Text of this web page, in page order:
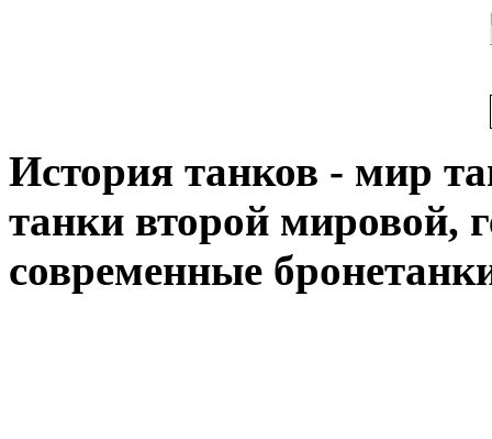
История танков - мир
танки второй мировой,
современные